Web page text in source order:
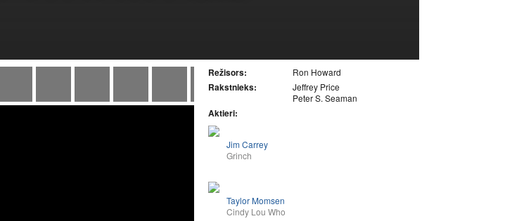
Režisors: Ron Howard
Rakstnieks:
Jeffrey Price
Peter S. Seaman
Aktieri:
Jim Carrey
Grinch
Taylor Momsen
Cindy Lou Who